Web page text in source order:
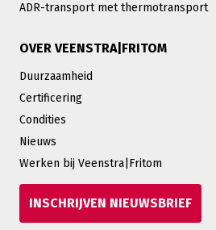
ADR-transport met thermotransport
OVER VEENSTRA|FRITOM
Duurzaamheid
Certificering
Condities
Nieuws
Werken bij Veenstra|Fritom
INSCHRIJVEN NIEUWSBRIEF